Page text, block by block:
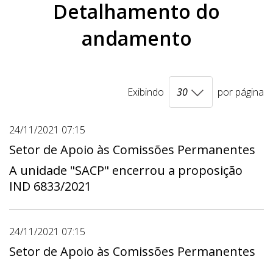
Detalhamento do
andamento
Exibindo por página
24/11/2021 07:15
Setor de Apoio às Comissões Permanentes
A unidade "SACP" encerrou a proposição
IND 6833/2021
24/11/2021 07:15
Setor de Apoio às Comissões Permanentes